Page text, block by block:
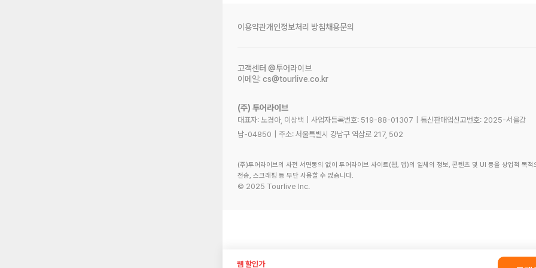
이용약관개인정보처리 방침채용문의
고객센터 @투어라이브
이메일: cs@tourlive.co.kr
(주) 투어라이브
대표자: 노경아, 이상백 사업자등록번호: 519-88-01307 통신판매업신고번호: 2025-서울강
남-04850
주소: 서울특별시 강남구 역삼로 217, 502
(주)투어라이브의 사전 서면동의 없이 투어라이브 사이트(웹, 앱)의 일체의 정보, 콘텐츠 및 UI 등을 상업적 목적
전송, 스크래핑 등 무단 사용할 수 없습니다.
© 2025 Tourlive Inc.
웹 할인가